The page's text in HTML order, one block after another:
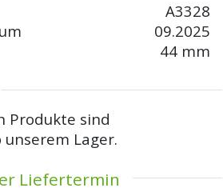
A3328
09.2025
44 mm
Produkte sind
Lager.
Liefertermin